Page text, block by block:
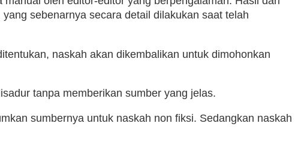
sebenarnya secara detail dilakukan saat telah
naskah akan dikembalikan untuk dimohonkan
tanpa memberikan sumber yang jelas.
sumbernya untuk naskah non fiksi. Sedangkan naskah